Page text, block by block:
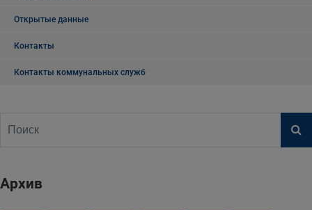
Открытые данные
Контакты
Контакты коммунальных служб
Архив